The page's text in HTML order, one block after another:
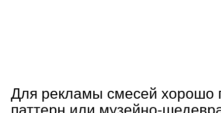
Для рекламы смесей хорошо
паттерн или музейно-